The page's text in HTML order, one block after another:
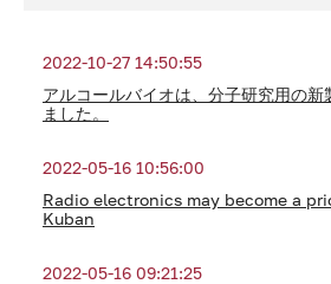
2022-10-27 14:50:55
アルコールバイオは、分子研究用の新
ました。
2022-05-16 10:56:00
Radio electronics may become a
Kuban
2022-05-16 09:21:25